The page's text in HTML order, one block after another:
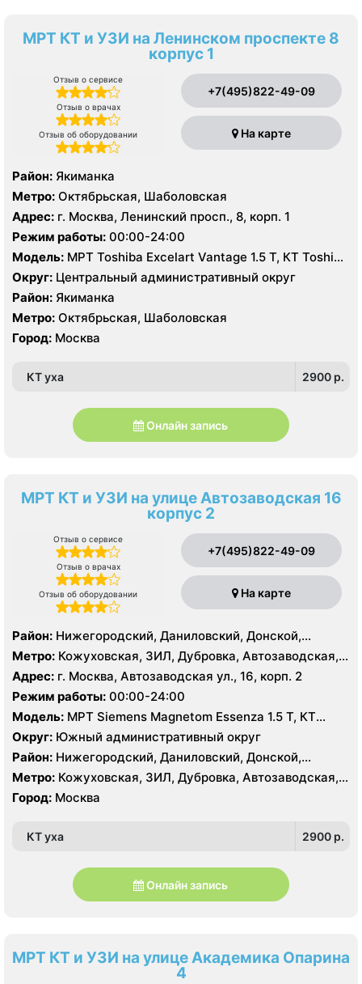
МРТ КТ и УЗИ на Ленинском проспекте 8
корпус 1
Отзыв о сервисе
Отзыв о врачах
Отзыв об оборудовании
+7(495)822-49-09
На карте
Район: Якиманка
Метро: Октябрьская, Шаболовская
Адрес: г. Москва, Ленинский просп., 8, корп. 1
Режим работы: 00:00-24:00
Модель: МРТ Toshiba Excelart Vantage 1.5 Т, КТ Toshiba
Aquilion PRIME 160 срезов, Brilliance CT 40 срезов, УЗИ
Округ: Центральный административный округ
Район: Якиманка
Метро: Октябрьская, Шаболовская
Город: Москва
КТ уха 2900 p.
Онлайн запись
МРТ КТ и УЗИ на улице Автозаводская 16
корпус 2
Отзыв о сервисе
Отзыв о врачах
Отзыв об оборудовании
+7(495)822-49-09
На карте
Район: Нижегородский, Даниловский, Донской,
Москворечье-Сабурово, Нагатино-Садовники,
Нагатинский Затон, Нагорный
Метро: Кожуховская, ЗИЛ, Дубровка, Автозаводская,
Крестьянская застава, Новохохловская, Технопарк,
Тульская, Угрешская
Адрес: г. Москва, Автозаводская ул., 16, корп. 2
Режим работы: 00:00-24:00
Модель: МРТ Siemens Magnetom Essenza 1.5 Т, КТ
SIEMENS Healthineers 32 среза, УЗИ
Округ: Южный административный округ
Район: Нижегородский, Даниловский, Донской,
Москворечье-Сабурово, Нагатино-Садовники,
Нагатинский Затон, Нагорный
Метро: Кожуховская, ЗИЛ, Дубровка, Автозаводская,
Крестьянская застава, Новохохловская, Технопарк,
Тульская, Угрешская
Город: Москва
КТ уха 2900 p.
Онлайн запись
МРТ КТ и УЗИ на улице Академика Опарина
4